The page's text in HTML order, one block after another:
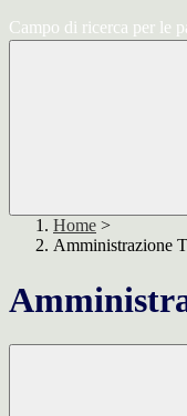
Campo di ricerca per le
Home >
Amministrazione